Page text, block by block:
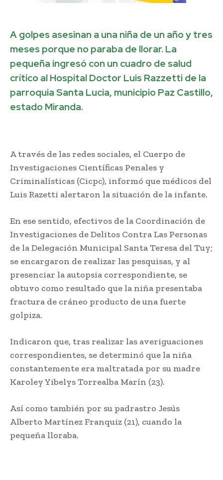
A golpes asesinan a una niña de un año y tres
meses porque no paraba de llorar. La
pequeña ingresó con un cuadro de salud
crítico al Hospital Doctor Luis Razzetti de la
parroquia Santa Lucia, municipio Paz Castillo,
estado Miranda.
A través de las redes sociales, el Cuerpo de
Investigaciones Científicas Penales y
Criminalísticas (Cicpc), informó que médicos del
Luis Razetti alertaron la situación de la infante.
En ese sentido, efectivos de la Coordinación de
Investigaciones de Delitos Contra Las Personas
de la Delegación Municipal Santa Teresa del Tuy;
se encargaron de realizar las pesquisas, y al
presenciar la autopsia correspondiente, se
obtuvo como resultado que la niña presentaba
fractura de cráneo producto de una fuerte
golpiza.
Indicaron que, tras realizar las averiguaciones
correspondientes, se determinó que la niña
constantemente era maltratada por su madre
Karoley Yibelys Torrealba Marín (23).
Así como también por su padrastro Jesús
Alberto Martínez Franquiz (21), cuando la
pequeña lloraba.